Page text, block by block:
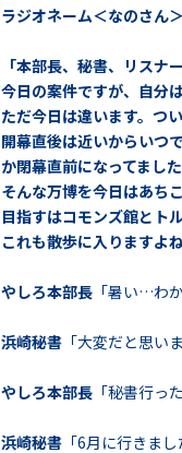
ラジオネーム＜なのさん＞
「本部長、秘書、リスナ
今日の案件ですが、自分
ただ今日は違います。つ
開幕直後は近いからいつ
か閉幕直前になってました
そんな万博を今日はあち
目指すはコモンズ館とト
これも散歩に入りますよ
やしろ本部長 「暑い…わ
浜崎秘書 「大変だと思い
やしろ本部長 「秘書行っ
浜崎秘書 「6月に行きま